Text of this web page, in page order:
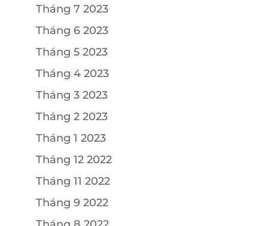
Tháng 7 2023
Tháng 6 2023
Tháng 5 2023
Tháng 4 2023
Tháng 3 2023
Tháng 2 2023
Tháng 1 2023
Tháng 12 2022
Tháng 11 2022
Tháng 9 2022